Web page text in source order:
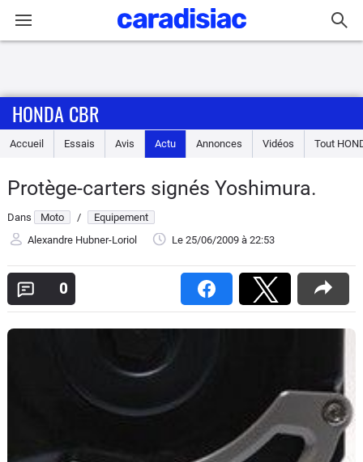
Accueil
Essais
Equipement
Avis
HONDA CBR
Accueil Essais Avis Actu Annonces Vidéos Tout
Protège-carters signés Yoshimura.
Dans Moto /
Equipement
Alexandre Hubner-Loriol
Le 25/06/2009 à 22:53
0